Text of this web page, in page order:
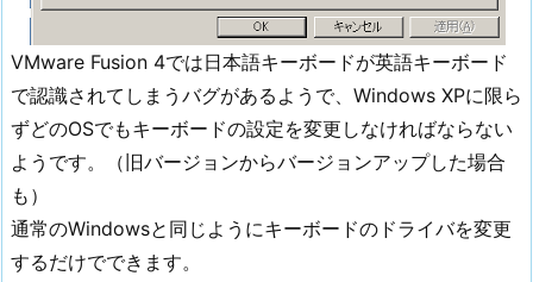
VMware Fusion 4では日本語キーボードが英語キーボード
で認識されてしまうバグがあるようで、Windows XPに限ら
ずどのOSでもキーボードの設定を変更しなければならない
ようです。（旧バージョンからバージョンアップした場合
も）
通常のWindowsと同じようにキーボードのドライバを変更
するだけでできます。